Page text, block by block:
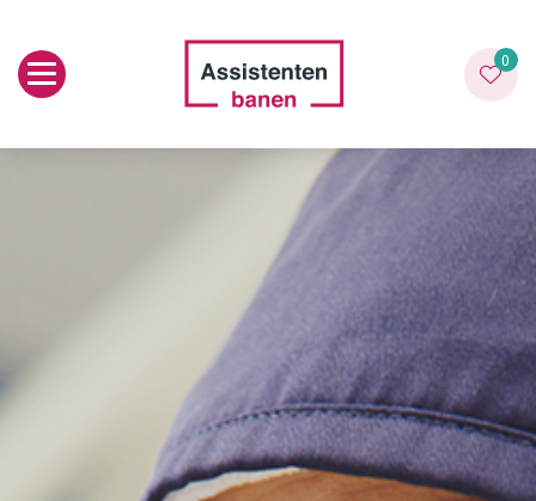
Toggle navigation 0